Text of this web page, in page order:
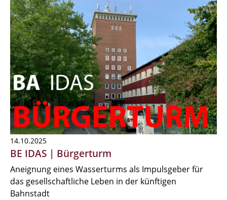
14.10.2025
BE IDAS | Bürgerturm
Aneignung eines Wasserturms als Impulsgeber für
das gesellschaftliche Leben in der künftigen
Bahnstadt